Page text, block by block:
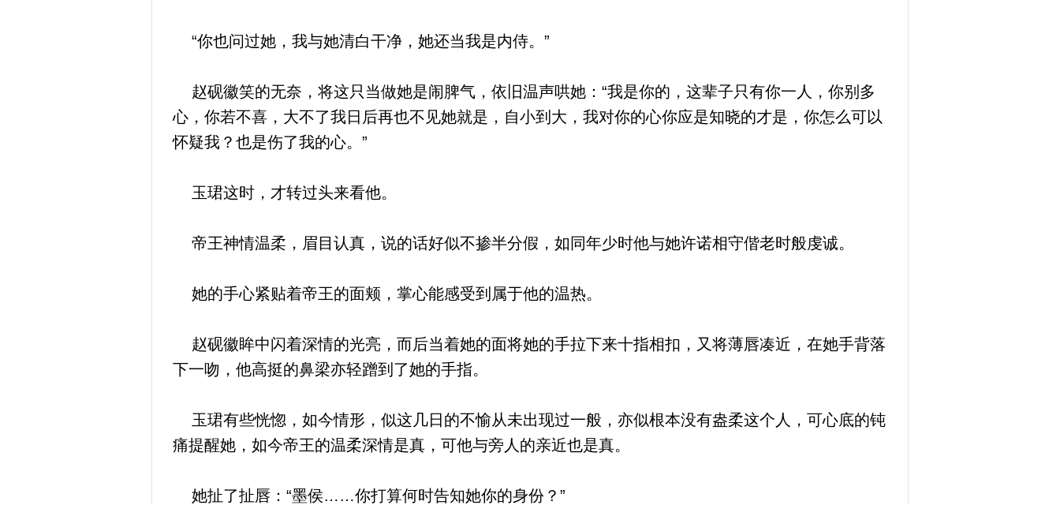
“你也问过她，我与她清白干净，她还当我是内侍。”
赵砚徽笑的无奈，将这只当做她是闹脾气，依旧温声哄她：“我是你的，这辈子只有你一人，你别多
心，你若不喜，大不了我日后再也不见她就是，自小到大，我对你的心你应是知晓的才是，你怎么可以
怀疑我？也是伤了我的心。”
玉珺这时，才转过头来看他。
帝王神情温柔，眉目认真，说的话好似不掺半分假，如同年少时他与她许诺相守偕老时般虔诚。
她的手心紧贴着帝王的面颊，掌心能感受到属于他的温热。
赵砚徽眸中闪着深情的光亮，而后当着她的面将她的手拉下来十指相扣，又将薄唇凑近，在她手背落
下一吻，他高挺的鼻梁亦轻蹭到了她的手指。
玉珺有些恍惚，如今情形，似这几日的不愉从未出现过一般，亦似根本没有盎柔这个人，可心底的钝
痛提醒她，如今帝王的温柔深情是真，可他与旁人的亲近也是真。
她扯了扯唇：“墨侯……你打算何时告知她你的身份？”